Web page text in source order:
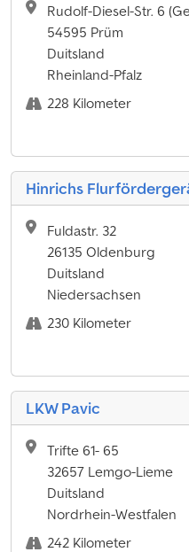
Rudolf-Diesel-Str. 6
54595 Prüm
Duitsland
Rheinland-Pfalz
228 Kilometer
Hinrichs
Fuldastr. 32
26135 Oldenburg
Duitsland
Niedersachsen
230 Kilometer
LKW Pavic
Trifte 61- 65
32657 Lemgo-Lieme
Duitsland
Nordrhein-Westfalen
242 Kilometer